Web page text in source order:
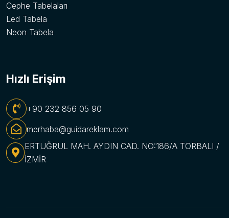
Cephe Tabelaları
Led Tabela
Neon Tabela
Hızlı Erişim
+90 232 856 05 90
merhaba@guidareklam.com
ERTUĞRUL MAH. AYDIN CAD. NO:186/A TORBALI /
İZMİR